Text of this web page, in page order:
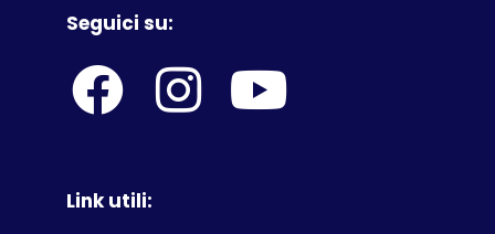
Seguici su:
Link utili: